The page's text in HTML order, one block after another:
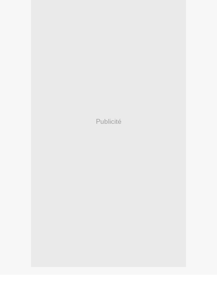
Publicité